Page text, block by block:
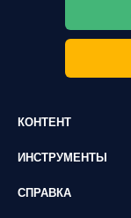
КОНТЕНТ
ИНСТРУМЕНТЫ
СПРАВКА